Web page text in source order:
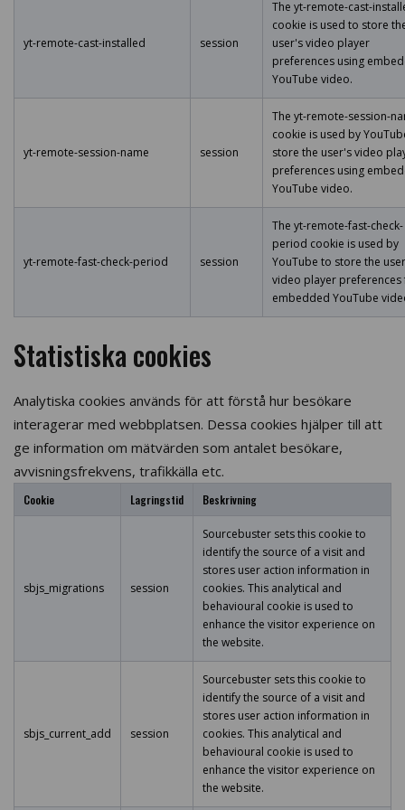
yt-remote-cast-installed session
The yt-remote-cast-
cookie is used to store
user's video player
preferences using
YouTube video.
yt-remote-session-name session
The yt-remote-session-
cookie is used by
store the user's video
preferences using
YouTube video.
yt-remote-fast-check-period session
The yt-remote-fast-check-
period cookie is used by
YouTube to store the
video player preferences
embedded YouTube
Statistiska cookies
Analytiska cookies används för att förstå hur besökare
interagerar med webbplatsen. Dessa cookies hjälper till att
ge information om mätvärden som antalet besökare,
avvisningsfrekvens, trafikkälla etc.
Cookie Lagringstid Beskrivning
sbjs_migrations session
Sourcebuster sets this cookie to
identify the source of a visit and
stores user action information in
cookies. This analytical and
behavioural cookie is used to
enhance the visitor experience on
the website.
sbjs_current_add session
Sourcebuster sets this cookie to
identify the source of a visit and
stores user action information in
cookies. This analytical and
behavioural cookie is used to
enhance the visitor experience on
the website.